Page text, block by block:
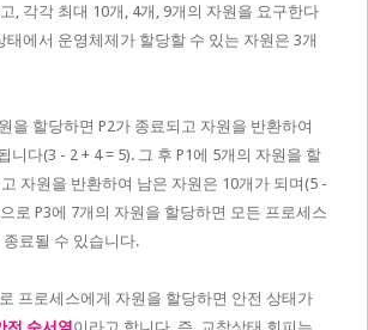
, 각각 최대 10개, 4개, 9개의 자원을 요구한다
태에서 운영체제가 할당할 수 있는 자원은 3개
을 할당하면 P2가 종료되고 자원을 반환하여
니다(3 - 2 + 4 = 5). 그 후 P1에 5개의 자원을 할
자원을 반환하여 남은 자원은 10개가 되며(5 -
로 P3에 7개의 자원을 할당하면 모든 프로세스
료될 수 있습니다.
프로세스에게 자원을 할당하면 안전 상태가